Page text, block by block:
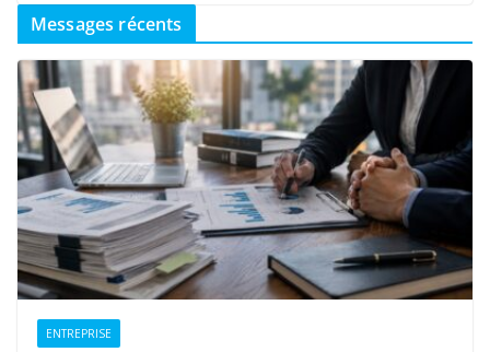
Messages récents
ENTREPRISE